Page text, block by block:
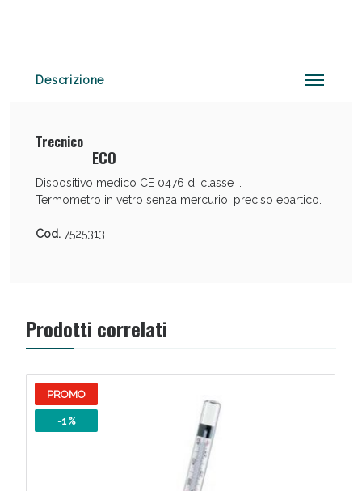
Descrizione
Trecnico
ECO
Dispositivo medico CE 0476 di classe I.
Termometro in vetro senza mercurio, preciso epartico.
Cod. 7525313
Prodotti correlati
PROMO
-1 %
Vie Urinarie e Prostata: Sconti fino al 45% oggi!